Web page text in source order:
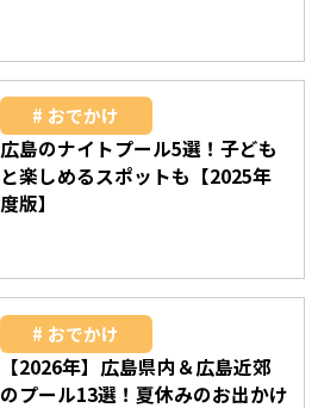
おでかけ
広島のナイトプール5選！子ども
と楽しめるスポットも【2025年
度版】
おでかけ
【2026年】広島県内＆広島近郊
のプール13選！夏休みのお出かけ